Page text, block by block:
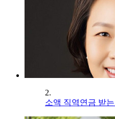
2.
소액 직역연금 받